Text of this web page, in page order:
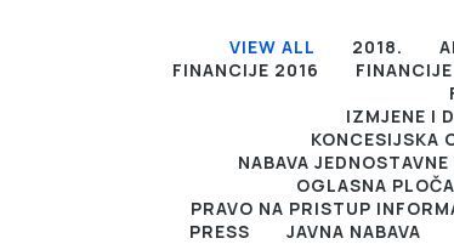
VIEW ALL 2018.
FINANCIJE 2016
IZMJENE I
KONCESIJSKA
NABAVA
OGLASNA PLOČA
PRAVO NA PRISTUP
PRESS
JAVNA NABAVA